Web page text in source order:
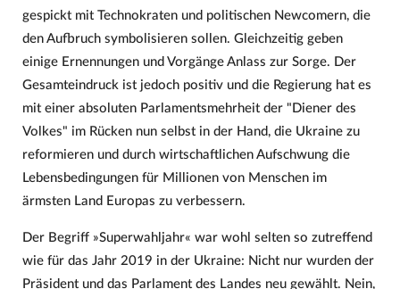
gespickt mit Technokraten und politischen Newcomern, die
den Aufbruch symbolisieren sollen. Gleichzeitig geben
einige Ernennungen und Vorgänge Anlass zur Sorge. Der
Gesamteindruck ist jedoch positiv und die Regierung hat es
mit einer absoluten Parlamentsmehrheit der "Diener des
Volkes" im Rücken nun selbst in der Hand, die Ukraine zu
reformieren und durch wirtschaftlichen Aufschwung die
Lebensbedingungen für Millionen von Menschen im
ärmsten Land Europas zu verbessern.
Der Begriff »Superwahljahr« war wohl selten so zutreffend
wie für das Jahr 2019 in der Ukraine: Nicht nur wurden der
Präsident und das Parlament des Landes neu gewählt. Nein,